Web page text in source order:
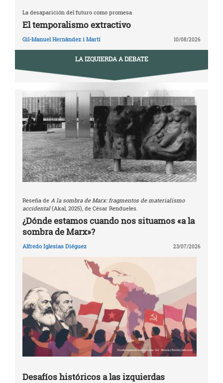
La desaparición del futuro como promesa
El temporalismo extractivo
Gil-Manuel Hernàndez i Martí 10/08/2026
LA IZQUIERDA A DEBATE
Reseña de A la sombra de Marx: fragmentos de materialismo
accidental(Akal, 2025), de César Rendueles.
¿Dónde estamos cuando nos situamos «a la
sombra de Marx»?
Alfredo Iglesias Diéguez 23/07/2026
Desafíos históricos a las izquierdas